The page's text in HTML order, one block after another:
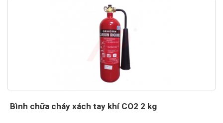
Bình chữa cháy xách tay khí CO2 2 kg